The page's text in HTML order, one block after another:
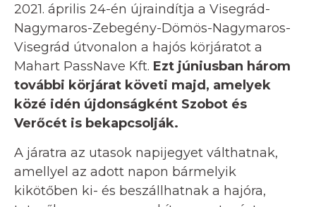
2021. április 24-én újraindítja a Visegrád-
Nagymaros-Zebegény-Dömös-Nagymaros-
Visegrád útvonalon a hajós körjáratot a
Mahart PassNave Kft. Ezt júniusban három
további körjárat követi majd, amelyek
közé idén újdonságként Szobot és
Verőcét is bekapcsolják.
A járatra az utasok napijegyet válthatnak,
amellyel az adott napon bármelyik
kikötőben ki- és beszállhatnak a hajóra,